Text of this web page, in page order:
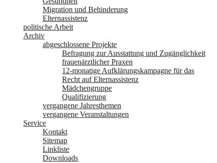
Migration und Behinderung
Elternassistenz
politische Arbeit
Archiv
abgeschlossene Projekte
Befragung zur Ausstattung und Zugänglichkeit
frauenärztlicher Praxen
12-monatige Aufklärungskampagne für das
Recht auf Elternassistenz
Mädchengruppe
Qualifizierung
vergangene Jahresthemen
vergangene Veranstaltungen
Service
Kontakt
Sitemap
Linkliste
Downloads